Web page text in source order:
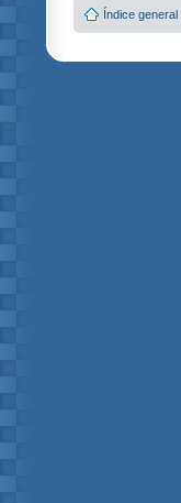
Índice general